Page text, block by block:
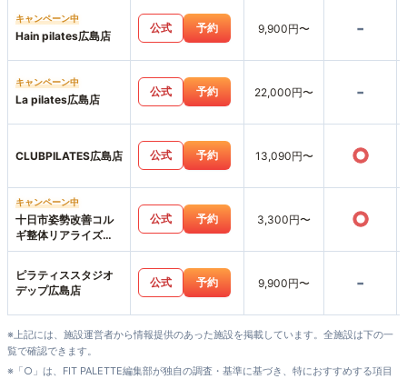
キャンペーン中
Hain pilates広島店
公式 予約 9,900円〜 -
キャンペーン中
La pilates広島店
公式 予約 22,000円〜 -
CLUBPILATES広島店 公式 予約 13,090円〜 ○
キャンペーン中
十日市姿勢改善コル
ギ整体リアライズ
【パーソナルジムリ
公式 予約 3,300円〜 ○
ピラティススタジオ
デップ広島店
公式 予約 9,900円〜 -
※上記には、施設運営者から情報提供のあった施設を掲載しています。全施設は下の一
覧で確認できます。
※「○」は、FIT PALETTE編集部が独自の調査・基準に基づき、特におすすめする項目